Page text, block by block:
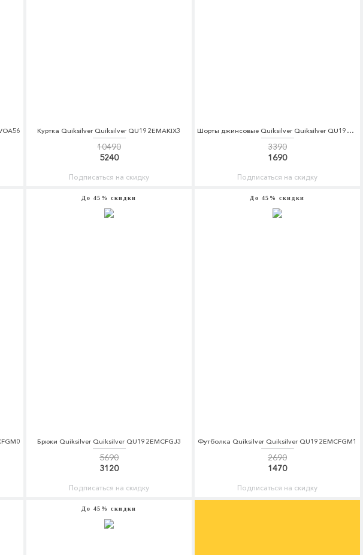
Куртка Quiksilver Quiksilver QU192EMAKIX3
10490
5240
Подписаться на скидку
Шорты джинсовые Quiksilver Quiksilver QU192EBAKCK8
3390
1690
Подписаться на скидку
До 45% скидки
Брюки Quiksilver Quiksilver QU192EMCFGJ3
5690
3120
Подписаться на скидку
До 45% скидки
Футболка Quiksilver Quiksilver QU192EMCFGM1
2690
1470
Подписаться на скидку
До 45% скидки